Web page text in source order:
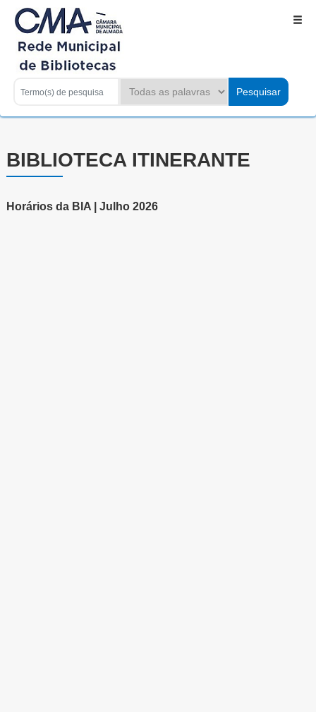
BIBLIOTECA ITINERANTE
Horários da BIA | Julho 2026